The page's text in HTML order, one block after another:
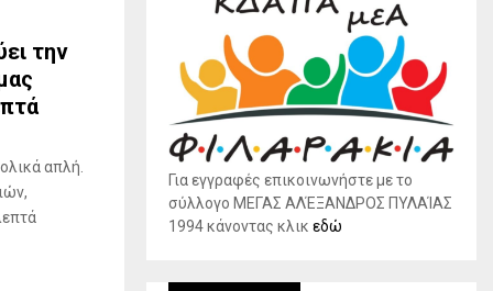
την
απλή.
Για εγγραφές επικοινωνήστε με το
σύλλογο ΜΕΓΑΣ ΑΛΈΞΑΝΔΡΟΣ ΠΥΛΑΊΑΣ
1994 κάνοντας κλικ εδώ